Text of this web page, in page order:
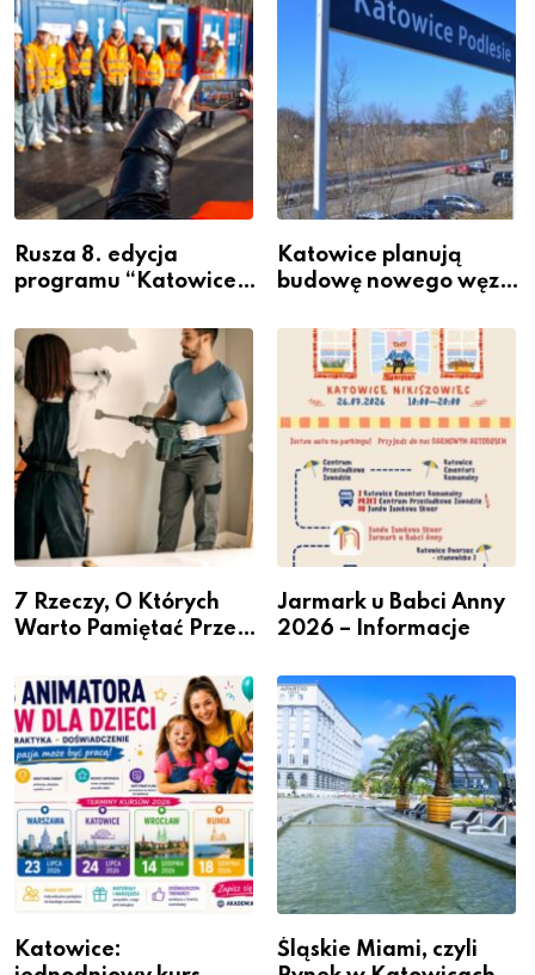
Rusza 8. edycja
programu “Katowice
– nabór dla
przedsiębiorców
Katowice planują
budowę nowego węzła
Podlesiu
7 Rzeczy, O Których
Warto Pamiętać Przed
Jarmark u Babci Anny
2026 – Informacje
Katowice:
Śląskie Miami, czyli